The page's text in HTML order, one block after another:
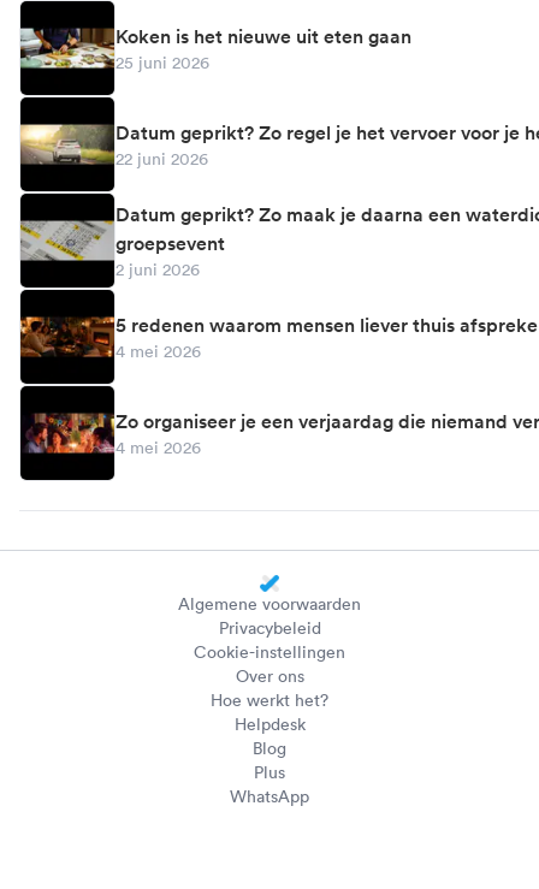
Koken is het nieuwe uit eten gaan
25 juni 2026
Datum geprikt? Zo regel je het vervoer voor je
22 juni 2026
Datum geprikt? Zo maak je daarna een
groepsevent
2 juni 2026
5 redenen waarom mensen liever thuis
4 mei 2026
Zo organiseer je een verjaardag die niemand
4 mei 2026
Algemene voorwaarden
Privacybeleid
Cookie-instellingen
Over ons
Hoe werkt het?
Helpdesk
Blog
Plus
WhatsApp